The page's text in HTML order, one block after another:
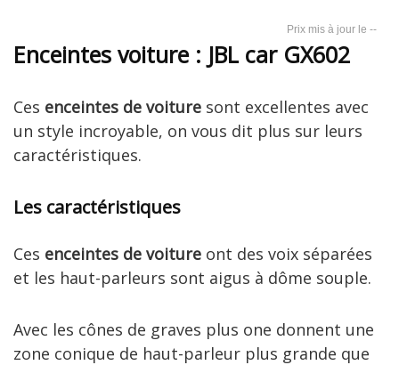
--
Enceintes voiture : JBL car GX602
Ces enceintes de voiture sont excellentes avec
un style incroyable, on vous dit plus sur leurs
caractéristiques.
Les caractéristiques
Ces enceintes de voiture ont des voix séparées
et les haut-parleurs sont aigus à dôme souple.
Avec les cônes de graves plus one donnent une
zone conique de haut-parleur plus grande que